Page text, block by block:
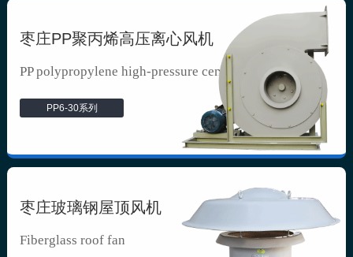
枣庄PP聚丙烯高压离心风机
PP polypropylene high-pressure cen...
PP6-30系列
枣庄玻璃钢屋顶风机
Fiberglass roof fan